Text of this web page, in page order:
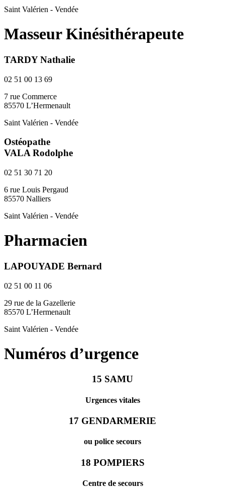
Saint Valérien - Vendée
Masseur Kinésithérapeute
TARDY Nathalie
02 51 00 13 69
7 rue Commerce
85570 L’Hermenault
Saint Valérien - Vendée
Ostéopathe
VALA Rodolphe
02 51 30 71 20
6 rue Louis Pergaud
85570 Nalliers
Saint Valérien - Vendée
Pharmacien
LAPOUYADE Bernard
02 51 00 11 06
29 rue de la Gazellerie
85570 L’Hermenault
Saint Valérien - Vendée
Numéros d’urgence
15 SAMU
Urgences vitales
17 GENDARMERIE
ou police secours
18 POMPIERS
Centre de secours